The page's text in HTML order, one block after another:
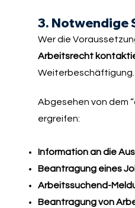
3. Notwendige
Wer die
Arbeitsrecht
Weiterbeschäftigung.
Abgesehen von dem
ergreifen:
Information an die
Beantragung eines
Arbeitssuchend-
Beantragung von